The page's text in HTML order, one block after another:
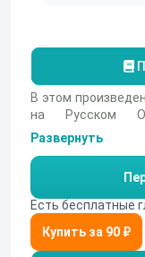
В этом
на Русском
сталкиваются
внутренние
самопознания и
Развернуть
Есть бесплатные